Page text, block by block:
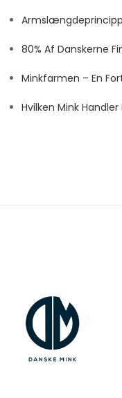
80% Af Danskerne
Minkfarmen – En
Hvilken Mink